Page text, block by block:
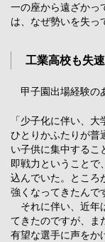
一の座から遠ざかっ
は、なぜ勢いを失っ
工業高校も失速
甲子園出場経験の
「少子化に伴い、
ひとりかふたりが普
い子供に集中するこ
即戦力ということで
込んでいた。ところ
強くなってきたんで
それに伴い、近年
てきたのですが、ま
有望な選手に声をか